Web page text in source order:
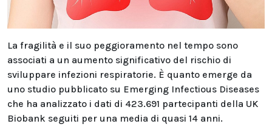
La fragilità e il suo peggioramento nel tempo sono
associati a un aumento significativo del rischio di
sviluppare infezioni respiratorie. È quanto emerge da
uno studio pubblicato su Emerging Infectious Diseases
che ha analizzato i dati di 423.691 partecipanti della UK
Biobank seguiti per una media di quasi 14 anni.